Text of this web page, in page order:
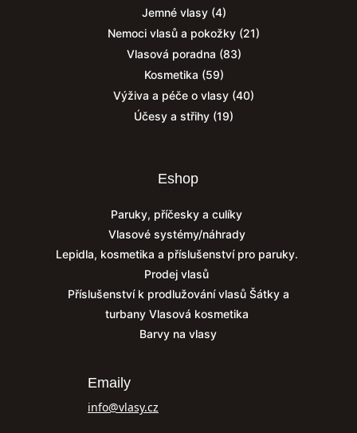
Jemné vlasy(4)
Nemoci vlasů a pokožky (21)
Vlasová poradna (83)
Kosmetika (59)
Výživa a péče o vlasy (40)
Účesy a střihy (19)
Eshop
Paruky, příčesky a culíky
Vlasové systémy/náhrady
Lepidla, kosmetika a příslušenství pro paruky.
Prodej vlasů
Příslušenství k prodlužování vlasů Šátky a
turbany Vlasová kosmetika
Barvy na vlasy
Emaily
info@vlasy.cz